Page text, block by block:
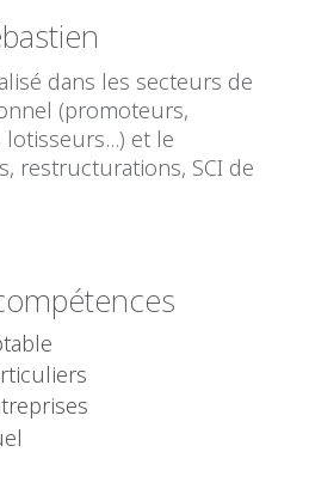
dans les secteurs de
(promoteurs,
et le
restructurations, SCI de